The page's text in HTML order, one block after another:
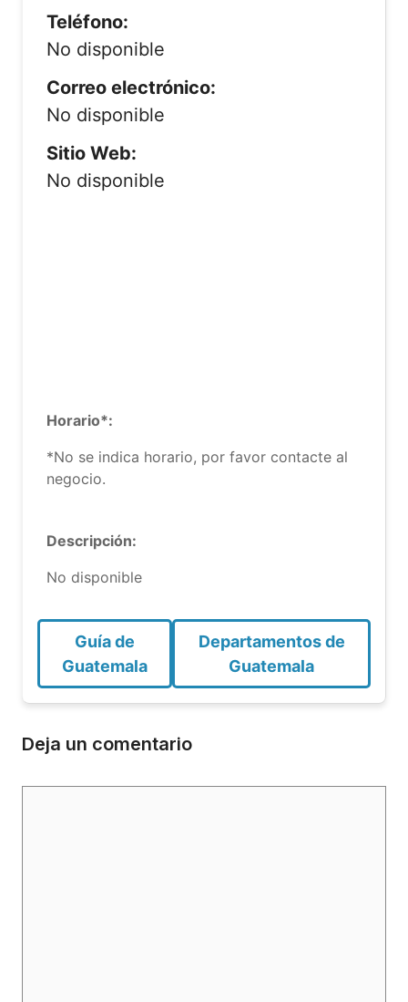
Teléfono:
No disponible
Correo electrónico:
No disponible
Sitio Web:
No disponible
Horario*:
*No se indica horario, por favor contacte al
negocio.
Descripción:
No disponible
Guía de
Guatemala
Departamentos de
Guatemala
Deja un comentario